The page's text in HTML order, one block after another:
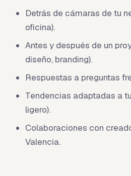
Detrás de cámaras de tu
oficina).
Antes y después de un
diseño, branding).
Respuestas a preguntas
Tendencias adaptadas a
ligero).
Colaboraciones con
Valencia.